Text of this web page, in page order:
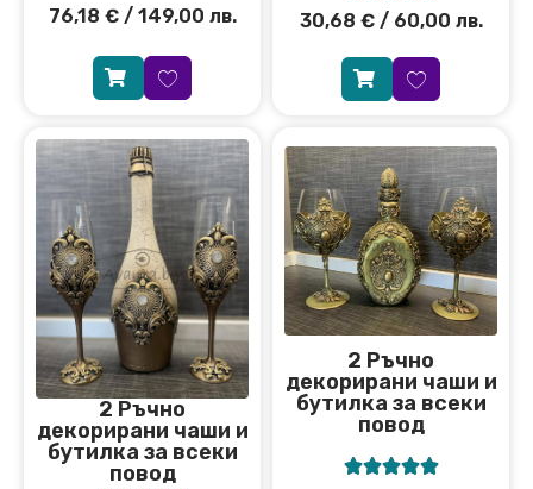
76,18 €/ 149,00 лв. 30,68 €/ 60,00 лв.
2 Ръчно
декорирани чаши и
бутилка за всеки
повод
2 Ръчно
декорирани чаши и
бутилка за всеки
повод
